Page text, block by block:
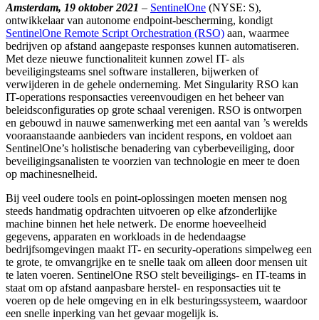
Amsterdam, 19 oktober 2021 – SentinelOne (NYSE: S),
ontwikkelaar van autonome endpoint-bescherming, kondigt
SentinelOne Remote Script Orchestration (RSO) aan, waarmee
bedrijven op afstand aangepaste responses kunnen automatiseren.
Met deze nieuwe functionaliteit kunnen zowel IT- als
beveiligingsteams snel software installeren, bijwerken of
verwijderen in de gehele onderneming. Met Singularity RSO kan
IT-operations responsacties vereenvoudigen en het beheer van
beleidsconfiguraties op grote schaal verenigen. RSO is ontworpen
en gebouwd in nauwe samenwerking met een aantal van ’s werelds
vooraanstaande aanbieders van incident respons, en voldoet aan
SentinelOne’s holistische benadering van cyberbeveiliging, door
beveiligingsanalisten te voorzien van technologie en meer te doen
op machinesnelheid.
Bij veel oudere tools en point-oplossingen moeten mensen nog
steeds handmatig opdrachten uitvoeren op elke afzonderlijke
machine binnen het hele netwerk. De enorme hoeveelheid
gegevens, apparaten en workloads in de hedendaagse
bedrijfsomgevingen maakt IT- en security-operations simpelweg een
te grote, te omvangrijke en te snelle taak om alleen door mensen uit
te laten voeren. SentinelOne RSO stelt beveiligings- en IT-teams in
staat om op afstand aanpasbare herstel- en responsacties uit te
voeren op de hele omgeving en in elk besturingssysteem, waardoor
een snelle inperking van het gevaar mogelijk is.